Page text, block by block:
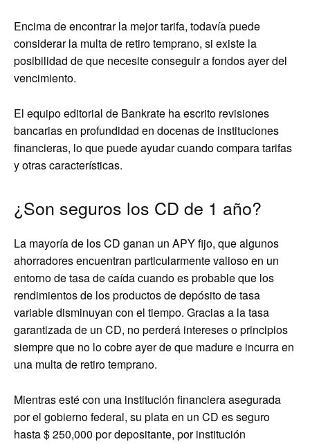
Encima de encontrar la mejor tarifa, todavía puede
considerar la multa de retiro temprano, si existe la
posibilidad de que necesite conseguir a fondos ayer del
vencimiento.
El equipo editorial de Bankrate ha escrito revisiones
bancarias en profundidad en docenas de instituciones
financieras, lo que puede ayudar cuando compara tarifas
y otras características.
¿Son seguros los CD de 1 año?
La mayoría de los CD ganan un APY fijo, que algunos
ahorradores encuentran particularmente valioso en un
entorno de tasa de caída cuando es probable que los
rendimientos de los productos de depósito de tasa
variable disminuyan con el tiempo. Gracias a la tasa
garantizada de un CD, no perderá intereses o principios
siempre que no lo cobre ayer de que madure e incurra en
una multa de retiro temprano.
Mientras esté con una institución financiera asegurada
por el gobierno federal, su plata en un CD es seguro
hasta $ 250,000 por depositante, por institución